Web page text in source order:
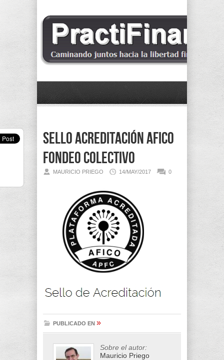
Sello acreditación AFICO
fondeo colectivo
MAURICIO PRIEGO 14/MAY/2017 0
PUBLICADO EN »
Sobre el autor:
Mauricio Priego